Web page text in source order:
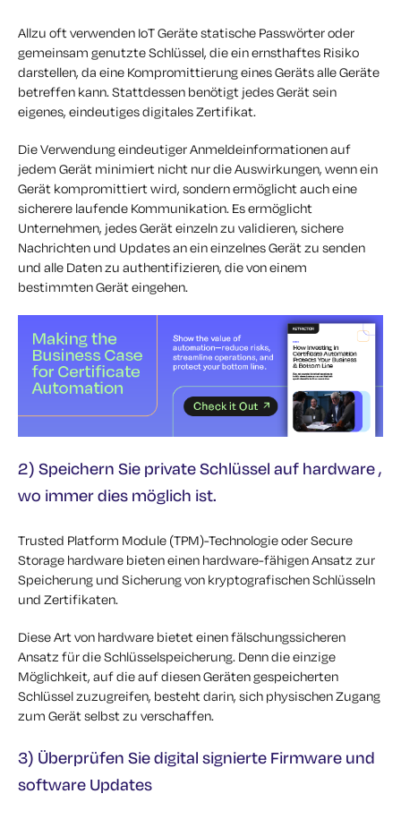
Allzu oft verwenden IoT Geräte statische Passwörter oder
gemeinsam genutzte Schlüssel, die ein ernsthaftes Risiko
darstellen, da eine Kompromittierung eines Geräts alle Geräte
betreffen kann. Stattdessen benötigt jedes Gerät sein
eigenes, eindeutiges digitales Zertifikat.
Die Verwendung eindeutiger Anmeldeinformationen auf
jedem Gerät minimiert nicht nur die Auswirkungen, wenn ein
Gerät kompromittiert wird, sondern ermöglicht auch eine
sicherere laufende Kommunikation. Es ermöglicht
Unternehmen, jedes Gerät einzeln zu validieren, sichere
Nachrichten und Updates an ein einzelnes Gerät zu senden
und alle Daten zu authentifizieren, die von einem
bestimmten Gerät eingehen.
2) Speichern Sie private Schlüssel auf hardware ,
wo immer dies möglich ist.
Trusted Platform Module (TPM)-Technologie oder Secure
Storage hardware bieten einen hardware-fähigen Ansatz zur
Speicherung und Sicherung von kryptografischen Schlüsseln
und Zertifikaten.
Diese Art von hardware bietet einen fälschungssicheren
Ansatz für die Schlüsselspeicherung. Denn die einzige
Möglichkeit, auf die auf diesen Geräten gespeicherten
Schlüssel zuzugreifen, besteht darin, sich physischen Zugang
zum Gerät selbst zu verschaffen.
3) Überprüfen Sie digital signierte Firmware und
software Updates